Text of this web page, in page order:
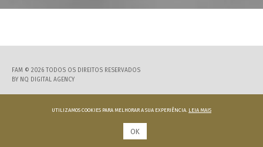
FAM © 2026 TODOS OS DIREITOS RESERVADOS
BY NQ DIGITAL AGENCY
UTILIZAMOS COOKIES PARA MELHORAR A SUA EXPERIÊNCIA. LEIA MAIS
OK